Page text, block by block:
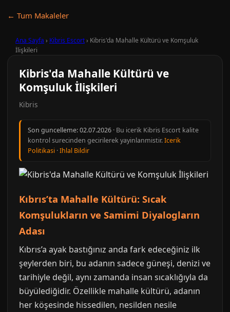
← Tum Makaleler
Ana Sayfa › Kibris Escort› Kibris'da Mahalle Kültürü ve Komşuluk
İlişkileri
Kibris'da Mahalle Kültürü ve
Komşuluk İlişkileri
Kibris
Son guncelleme:02.07.2026 · Bu icerik Kibris Escort kalite
kontrol surecinden gecirilerek yayinlanmistir.Icerik
Politikasi ·Ihlal Bildir
Kıbrıs’ta Mahalle Kültürü: Sıcak
Komşulukların ve Samimi Diyalogların
Adası
Kıbrıs’a ayak bastığınız anda fark edeceğiniz ilk
şeylerden biri, bu adanın sadece güneşi, denizi ve
tarihiyle değil, aynı zamanda insan sıcaklığıyla da
büyülediğidir. Özellikle mahalle kültürü, adanın
her köşesinde hissedilen, nesilden nesile